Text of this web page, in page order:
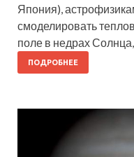
Япония),
смоделировать
поле в недрах
ПОДРОБНЕЕ